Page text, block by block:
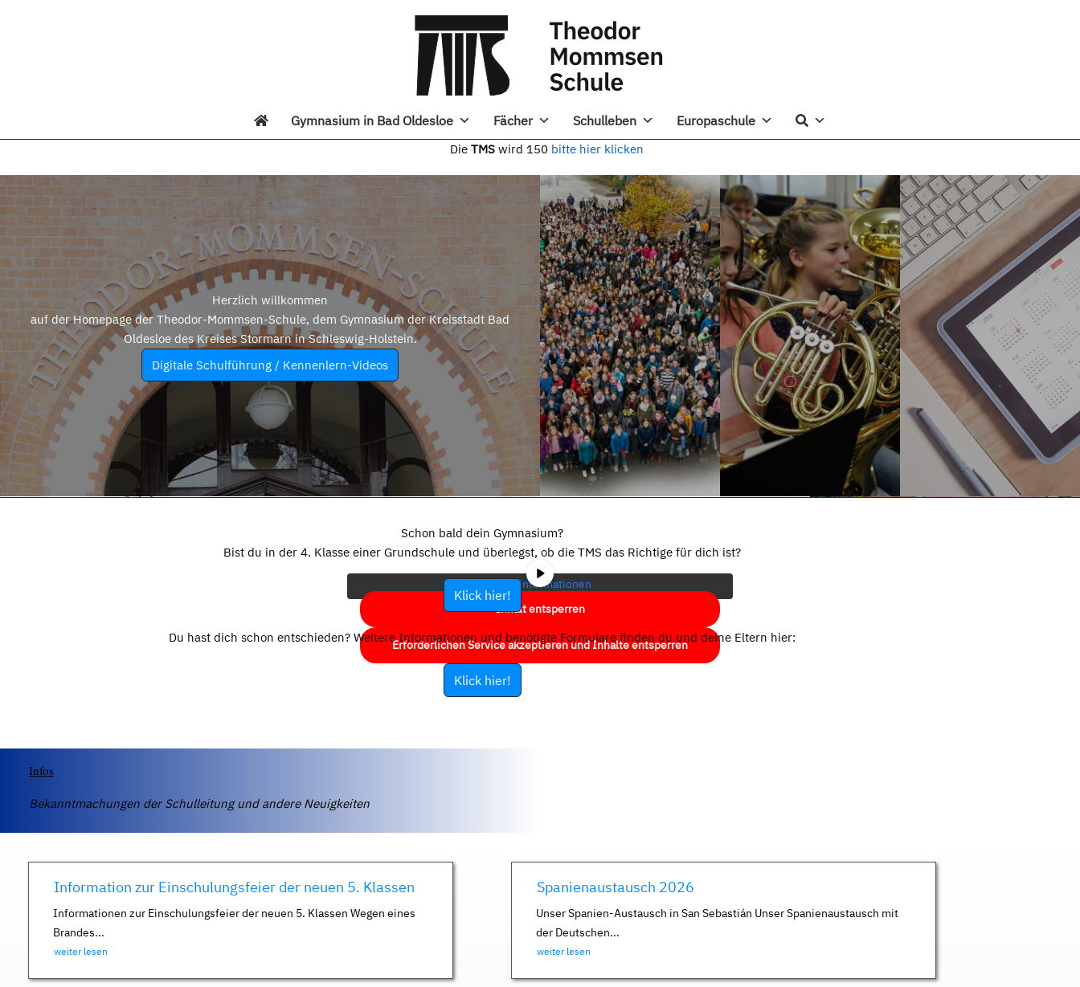
Gymnasium in Bad Oldesloe Fächer Schulleben Europaschule
Die TMS wird 150 bitte hier klicken
Herzlich willkommen
auf der Homepage der Theodor-Mommsen-Schule, dem Gymnasium der Kreisstadt Bad
Oldesloe des Kreises Stormarn in Schleswig-Holstein.
Digitale Schulführung / Kennenlern-Videos
eigentlichen Inhalt zuzugreifen, klicken Sie auf die Schaltfläche unten.
Bitte beachten Sie, dass dabei Daten an Drittanbieter weitergegeben
werden.
Mehr Informationen
Inhalt entsperren
Erforderlichen Service akzeptieren und Inhalte entsperren
Schon bald dein Gymnasium?
Bist du in der 4. Klasse einer Grundschule und überlegst, ob die TMS das Richtige für dich ist?
Klick hier!
Du hast dich schon entschieden? Weitere Informationen und benötigte Formulare finden du und deine Eltern hier:
Klick hier!
Infos
Bekanntmachungen der Schulleitung und andere Neuigkeiten
Information zur Einschulungsfeier der neuen 5. Klassen
Informationen zur Einschulungsfeier der neuen 5. Klassen Wegen eines
Brandes...
weiter lesen
Spanienaustausch 2026
Unser Spanien-Austausch in San Sebastián Unser Spanienaustausch mit
der Deutschen...
weiter lesen